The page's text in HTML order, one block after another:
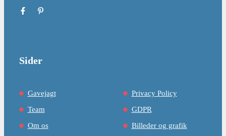
Sider
Gavejagt
Team
Om os
Privacy Policy
GDPR
Billeder og grafik